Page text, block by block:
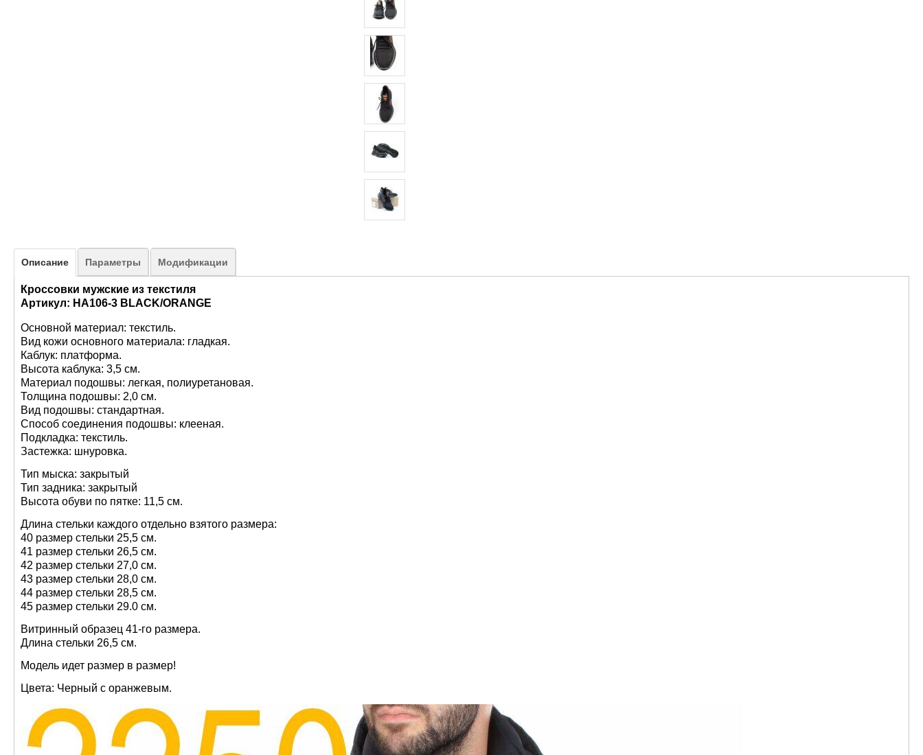
Описание Параметры Модификации
Кроссовки мужские из текстиля
Артикул: HA106-3 BLACK/ORANGE
Основной материал: текстиль.
Вид кожи основного материала: гладкая.
Каблук: платформа.
Высота каблука: 3,5 см.
Материал подошвы: легкая, полиуретановая.
Толщина подошвы: 2,0 см.
Вид подошвы: стандартная.
Способ соединения подошвы: клееная.
Подкладка: текстиль.
Застежка: шнуровка.
Тип мыска: закрытый
Тип задника: закрытый
Высота обуви по пятке: 11,5 см.
Длина стельки каждого отдельно взятого размера:
40 размер стельки 25,5 см.
41 размер стельки 26,5 см.
42 размер стельки 27,0 см.
43 размер стельки 28,0 см.
44 размер стельки 28,5 см.
45 размер стельки 29.0 см.
Витринный образец 41-го размера.
Длина стельки 26,5 см.
Модель идет размер в размер!
Цвета: Черный с оранжевым.